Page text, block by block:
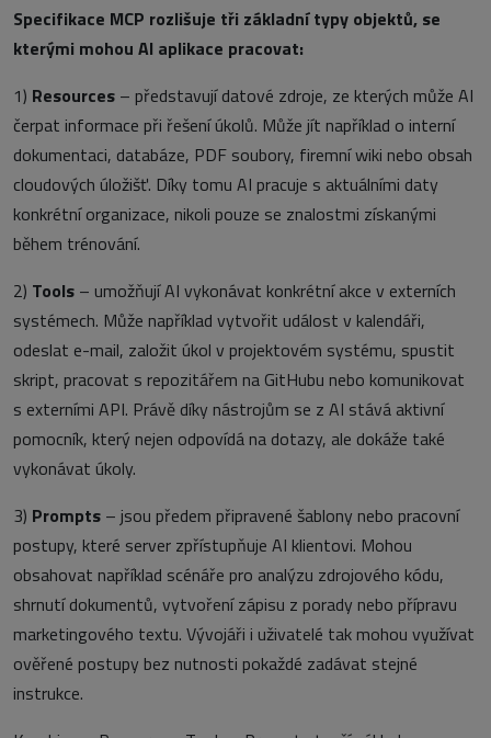
Specifikace MCP rozlišuje tři základní typy objektů, se
kterými mohou AI aplikace pracovat:
1) Resources – představují datové zdroje, ze kterých může AI
čerpat informace při řešení úkolů. Může jít například o interní
dokumentaci, databáze, PDF soubory, firemní wiki nebo obsah
cloudových úložišť. Díky tomu AI pracuje s aktuálními daty
konkrétní organizace, nikoli pouze se znalostmi získanými
během trénování.
2) Tools – umožňují AI vykonávat konkrétní akce v externích
systémech. Může například vytvořit událost v kalendáři,
odeslat e-mail, založit úkol v projektovém systému, spustit
skript, pracovat s repozitářem na GitHubu nebo komunikovat
s externími API. Právě díky nástrojům se z AI stává aktivní
pomocník, který nejen odpovídá na dotazy, ale dokáže také
vykonávat úkoly.
3) Prompts – jsou předem připravené šablony nebo pracovní
postupy, které server zpřístupňuje AI klientovi. Mohou
obsahovat například scénáře pro analýzu zdrojového kódu,
shrnutí dokumentů, vytvoření zápisu z porady nebo přípravu
marketingového textu. Vývojáři i uživatelé tak mohou využívat
ověřené postupy bez nutnosti pokaždé zadávat stejné
instrukce.